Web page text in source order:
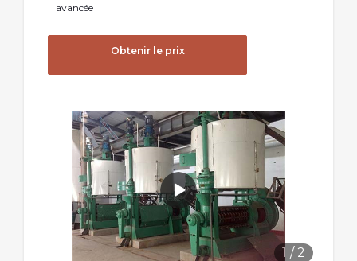
avancée
Obtenir le prix
1 / 2